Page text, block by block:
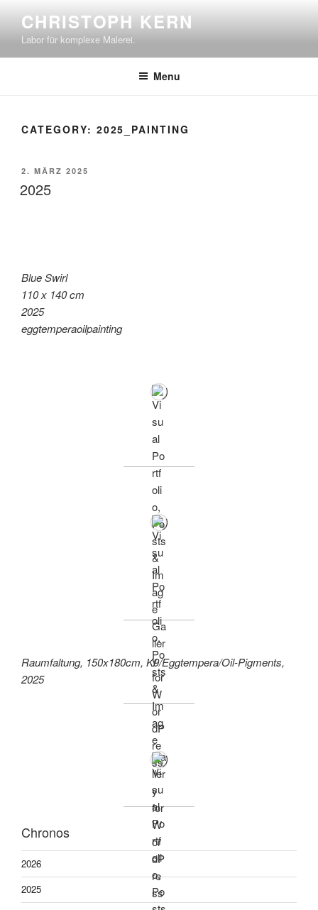
content
CHRISTOPH KERN
Labor für komplexe Malerei.
Menu
CATEGORY: 2025_PAINTING
POSTED
ON
2. MÄRZ 2025
2025
Blue Swirl
110 x 140 cm
2025
eggtemperaoilpainting
Raumfaltung, 150x180cm, K9/Eggtempera/Oil-Pigments,
2025
Chronos
2026
2025